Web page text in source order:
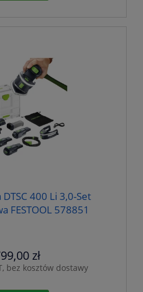
400 Li 3,0-Set
FESTOOL 578851
zł
bez kosztów dostawy